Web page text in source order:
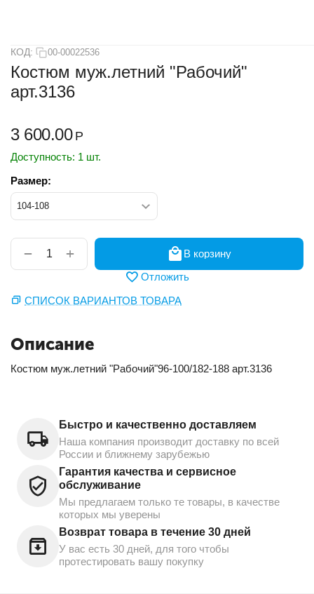
КОД: 00-00022536
Костюм муж.летний "Рабочий"
арт.3136
3 600.00 Р
Доступность: 1 шт.
Размер:
+
−
В корзину
Отложить
СПИСОК ВАРИАНТОВ ТОВАРА
Описание
Костюм муж.летний "Рабочий"96-100/182-188 арт.3136
Быстро и качественно доставляем
Наша компания производит доставку по всей
России и ближнему зарубежью
Гарантия качества и сервисное
обслуживание
Мы предлагаем только те товары, в качестве
которых мы уверены
Возврат товара в течение 30 дней
У вас есть 30 дней, для того чтобы
протестировать вашу покупку